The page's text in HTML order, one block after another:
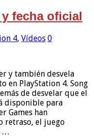
fecha oficial
4, Vídeos 0
y también desvela
en PlayStation 4. Song
de desvelar que el
disponible para
Games han
retraso, el juego
…